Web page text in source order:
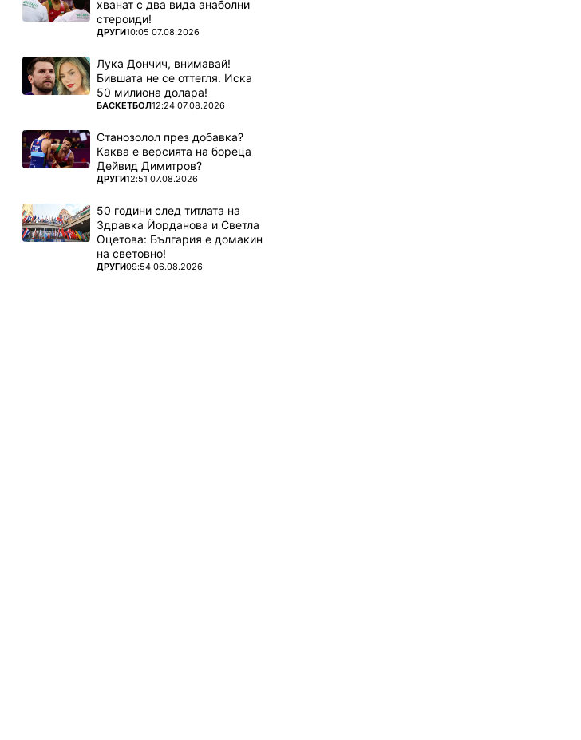
хванат с два вида анаболни
стероиди!
ПОВЕЧЕ ОТ
ДРУГИ10:05 07.08.2026
Лука Дончич, внимавай!
Бившата не се оттегля. Иска
50 милиона долара!
ПОВЕЧЕ ОТ
БАСКЕТБОЛ12:24 07.08.2026
Станозолол през добавка?
Каква е версията на бореца
Дейвид Димитров?
ПОВЕЧЕ ОТ
ДРУГИ12:51 07.08.2026
50 години след титлата на
Здравка Йорданова и Светла
Оцетова: България е домакин
на световно!
ПОВЕЧЕ ОТ
ДРУГИ09:54 06.08.2026